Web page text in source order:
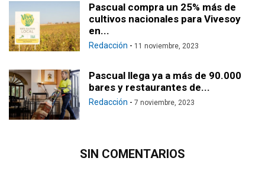
Pascual compra un 25% más de
cultivos nacionales para Vivesoy
en...
Redacción - 11 noviembre, 2023
Pascual llega ya a más de 90.000
bares y restaurantes de...
Redacción - 7 noviembre, 2023
SIN COMENTARIOS